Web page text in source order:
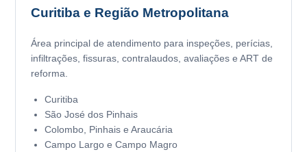
Curitiba e Região Metropolitana
Área principal de atendimento para inspeções, perícias,
infiltrações, fissuras, contralaudos, avaliações e ART de
reforma.
Curitiba
São José dos Pinhais
Colombo, Pinhais e Araucária
Campo Largo e Campo Magro